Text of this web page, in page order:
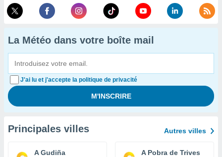
La Météo dans votre boîte mail
J'ai lu et j'accepte la politique de privacité
Principales villes Autres villes
A Gudiña A Pobra de Trives